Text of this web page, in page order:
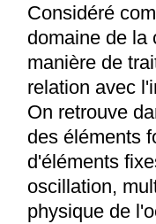
Considéré
domaine de la
manière de
relation avec
On retrouve
des éléments
d'éléments
oscillation,
physique de